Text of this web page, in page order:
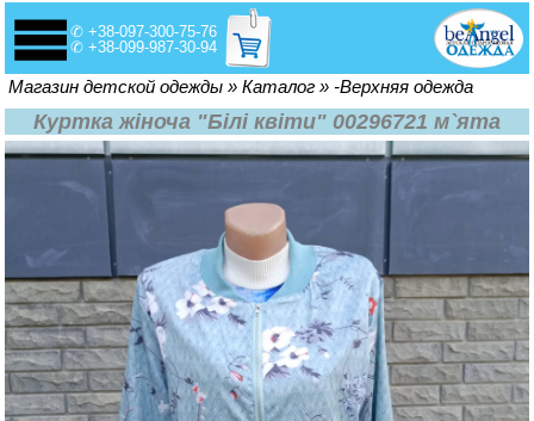
✆ +38-097-300-75-76
✆ +38-099-987-30-94
Вы здесь
Магазин детской одежды » Каталог » -Верхняя одежда
Куртка жіноча "Білі квіти" 00296721 м`ята